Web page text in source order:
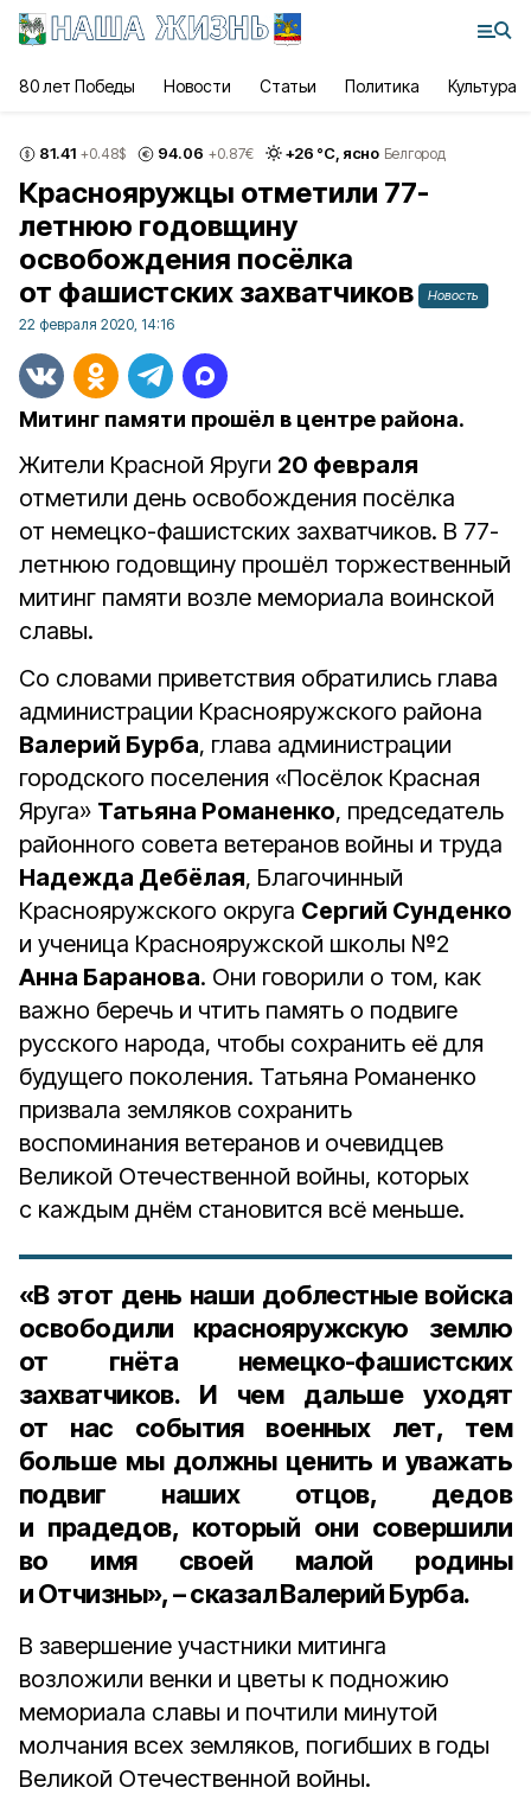
80 лет Победы Новости Статьи Политика Культура
81.41 +0.48$ 94.06 +0.87€ +26 °С, ясно Белгород
Краснояружцы отметили 77-
летнюю годовщину
освобождения посёлка
от фашистских захватчиков
Новость
22 февраля 2020, 14:16
Митинг памяти прошёл в центре района.
Жители Красной Яруги 20 февраля
отметили день освобождения посёлка
от немецко-фашистских захватчиков. В 77-
летнюю годовщину прошёл торжественный
митинг памяти возле мемориала воинской
славы.
Со словами приветствия обратились глава
администрации Краснояружского района
Валерий Бурба, глава администрации
городского поселения «Посёлок Красная
Яруга» Татьяна Романенко, председатель
районного совета ветеранов войны и труда
Надежда Дебёлая, Благочинный
Краснояружского округа Сергий Сунденко
и ученица Краснояружской школы №2
Анна Баранова. Они говорили о том, как
важно беречь и чтить память о подвиге
русского народа, чтобы сохранить её для
будущего поколения. Татьяна Романенко
призвала земляков сохранить
воспоминания ветеранов и очевидцев
Великой Отечественной войны, которых
с каждым днём становится всё меньше.
«В этот день наши доблестные войска
освободили краснояружскую землю
от гнёта немецко-фашистских
захватчиков. И чем дальше уходят
от нас события военных лет, тем
больше мы должны ценить и уважать
подвиг наших отцов, дедов
и прадедов, который они совершили
во имя своей малой родины
и Отчизны», – сказал Валерий Бурба.
В завершение участники митинга
возложили венки и цветы к подножию
мемориала славы и почтили минутой
молчания всех земляков, погибших в годы
Великой Отечественной войны.